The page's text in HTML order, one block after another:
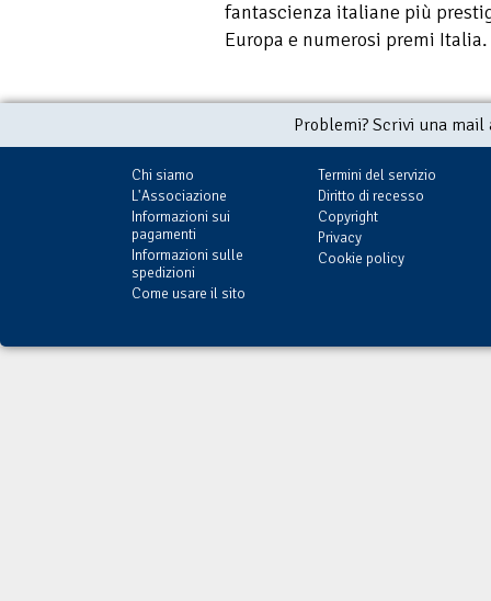
fantascienza italiane più
Europa e numerosi premi
Problemi? Scrivi una
Chi siamo
L'Associazione
Informazioni sui
pagamenti
Informazioni sulle
spedizioni
Come usare il sito
Termini del servizio
Diritto di recesso
Copyright
Privacy
Cookie policy